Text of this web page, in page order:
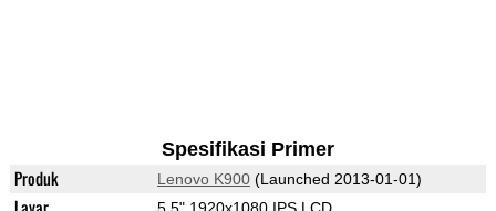
Spesifikasi Primer
Produk Lenovo K900(Launched 2013-01-01)